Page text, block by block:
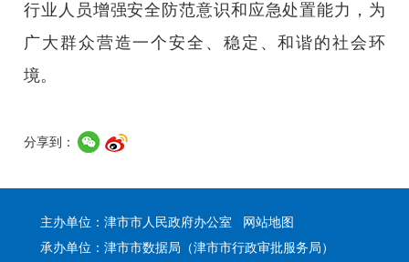
行业人员增强安全防范意识和应急处置能力，为
广大群众营造一个安全、稳定、和谐的社会环
境。
分享到：
主办单位：津市市人民政府办公室 网站地图
承办单位：津市市数据局（津市市行政审批服务局）